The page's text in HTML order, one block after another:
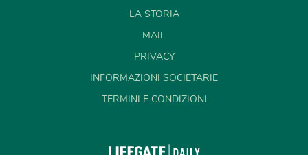
LA STORIA
MAIL
PRIVACY
INFORMAZIONI SOCIETARIE
TERMINI E CONDIZIONI